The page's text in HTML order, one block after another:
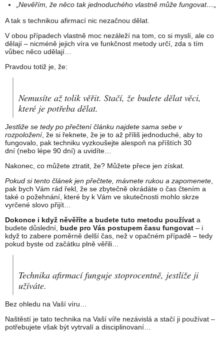
„Nevěřím, že něco tak jednoduchého vlastně může fungovat…
A tak s technikou afirmací nic nezačnou dělat.
V obou případech vlastně moc nezáleží na tom, co si myslí, ale co
dělají – nicméně jejich víra ve funkčnost metody určí, zda s tím
vůbec něco udělají…
Pravdou totiž je, že:
Nemusíte až tolik věřit. Stačí, že budete dělat věci,
které je potřeba dělat.
Jestliže se tedy po přečtení článku najdete sama sebe v
rozpoložení, že si řeknete, že je to až příliš jednoduché, aby to
fungovalo, pak techniku vyzkoušejte alespoň na příštích 30
dní (nebo lépe 90 dní) a uvidíte…
Nakonec, co můžete ztratit, že? Můžete přece jen získat.
Pokud si tento článek jen přečtete, mávnete rukou a zapomenete
pak bych Vám rád řekl, že se zbytečně okrádáte o čas čtením a
také o požehnání, které by k Vám ve skutečnosti mohlo skrze
vyrčené slovo přijít…
Dokonce i když něvěříte a budete tuto metodu používat a
budete důslední, bude pro Vás postupem času fungovat – i
když to zabere poměrně delší čas, než v opačném případě – tedy
pokud byste od začátku plně věřili…
Technika afirmací funguje stoprocentně, jestliže ji
užíváte.
Bez ohledu na Vaší víru…
Naštěstí je tato technika na Vaší víře nezávislá a stačí ji používat –
potřebujete však být vytrvalí a disciplinovaní…